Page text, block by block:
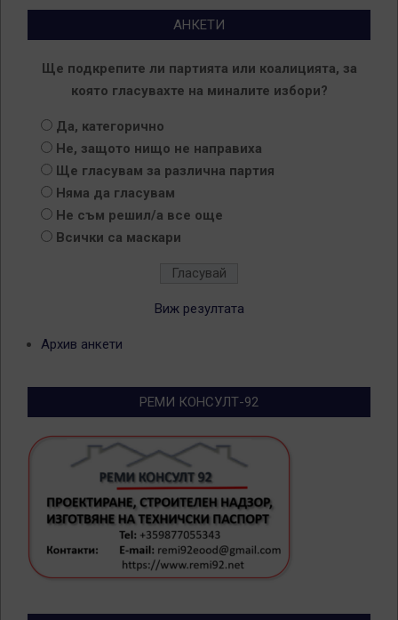
АНКЕТИ
Ще подкрепите ли партията или коалицията, за
която гласувахте на миналите избори?
Да, категорично
Не, защото нищо не направиха
Ще гласувам за различна партия
Няма да гласувам
Не съм решил/а все още
Всички са маскари
Виж резултата
Архив анкети
РЕМИ КОНСУЛТ-92